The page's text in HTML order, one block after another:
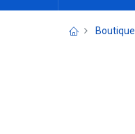
Boutique